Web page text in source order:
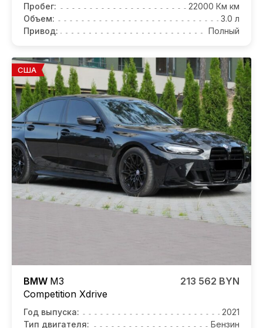
Пробег:
22000 Км км
Объем:
3.0 л
Привод:
Полный
США
BMW M3
Competition Xdrive
213 562 BYN
Год выпуска:
2021
Тип двигателя:
Бензин